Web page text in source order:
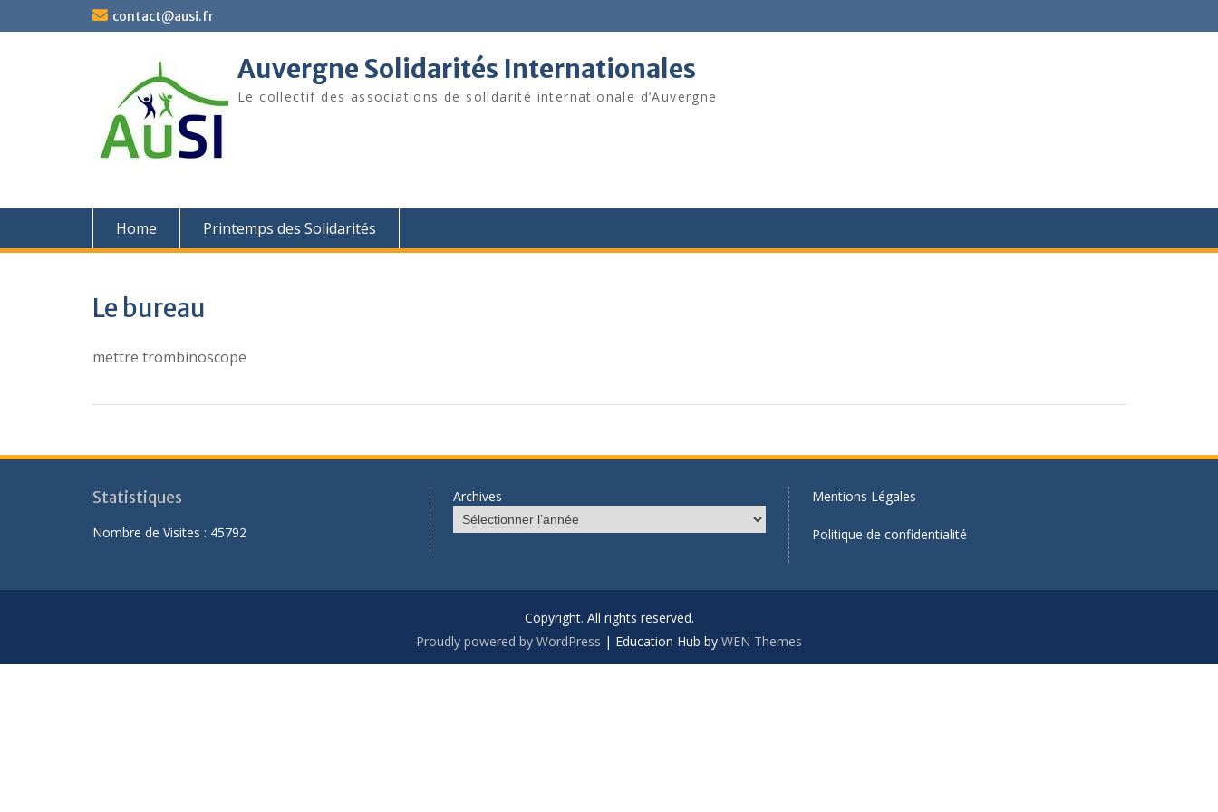
to
contact@ausi.fr
Auvergne Solidarités Internationales
Le collectif des associations de solidarité internationale d’Auvergne
Home Printemps des Solidarités
Le bureau
mettre trombinoscope
Statistiques
Nombre de Visites : 45792
Archives Mentions Légales
Politique de confidentialité
Copyright. All rights reserved.
Proudly powered by WordPress | Education Hub by WEN Themes